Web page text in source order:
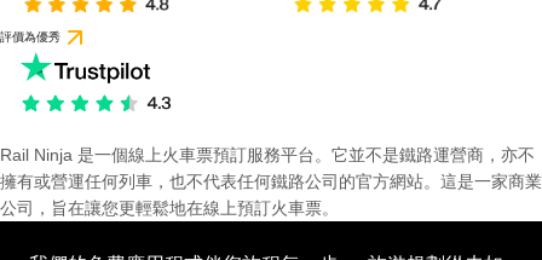
評價為優秀
Rail Ninja 是一個線上火車票預訂服務平台。它並不是鐵路運營商，亦不
擁有或營運任何列車，也不代表任何鐵路公司的官方網站。這是一家商業
公司，旨在讓您更輕鬆地在線上預訂火車票。